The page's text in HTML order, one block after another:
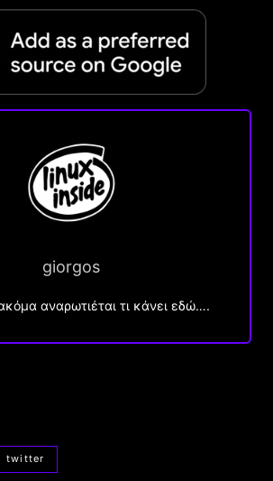
giorgos
αναρωτιέται τι κάνει εδώ….
twitter